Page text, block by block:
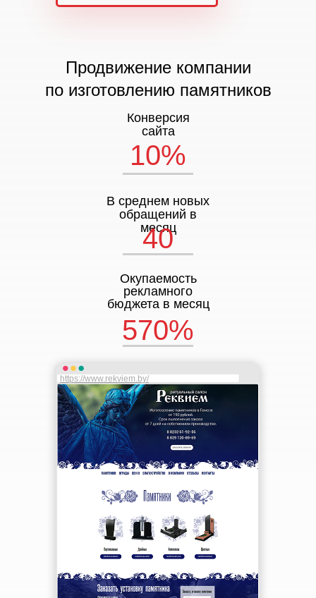
10%
Конверсия
сайта
Продвижение компании
по изготовлению памятников
В среднем новых
обращений в
месяц
40
Окупаемость
рекламного
бюджета в месяц
570%
https://www.rekviem.by/